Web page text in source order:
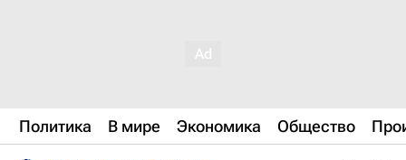
Политика В мире Экономика Общество